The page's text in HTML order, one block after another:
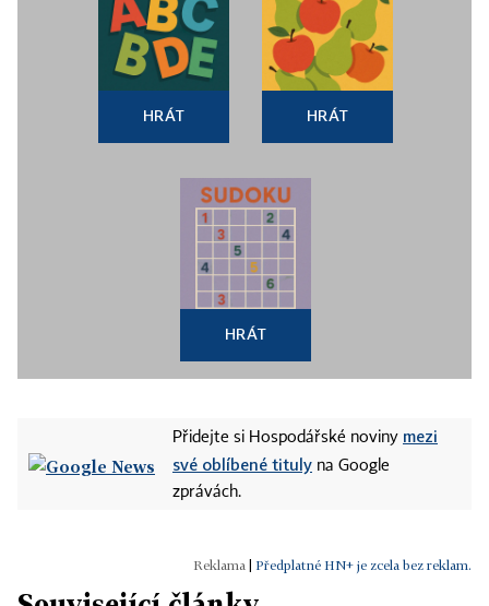
HRÁT HRÁT
HRÁT
Přidejte si Hospodářské noviny mezi
své oblíbené tituly na Google
zprávách.
Předplatné HN+ je zcela bez reklam.